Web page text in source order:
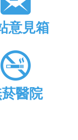
意見箱
醫院